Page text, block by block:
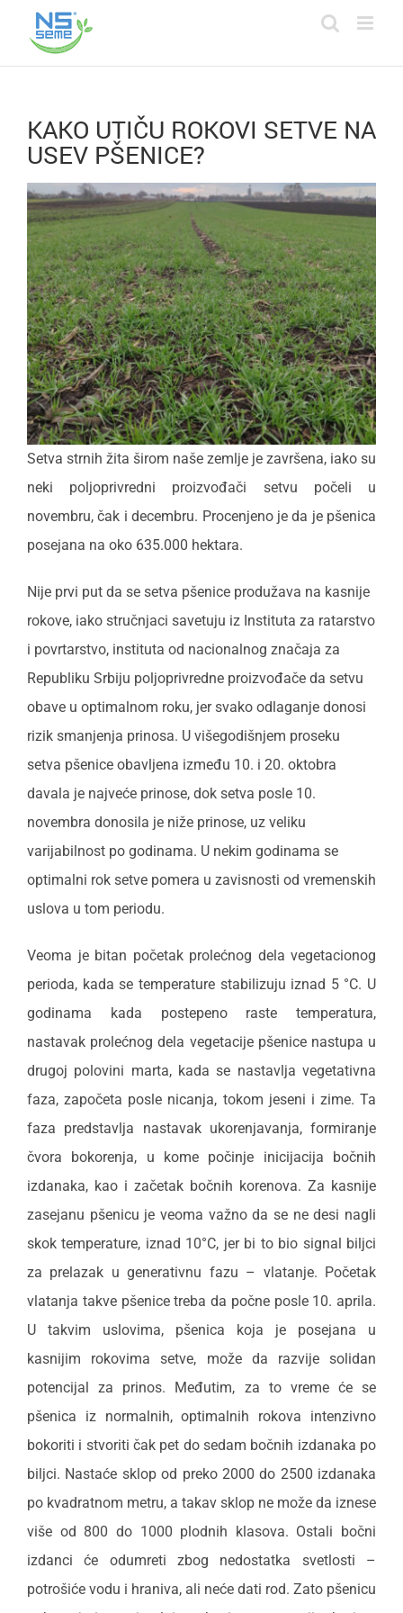
content
KAKO UTIČU ROKOVI SETVE NA
USEV PŠENICE?
Setva strnih žita širom naše zemlje je završena, iako su
neki poljoprivredni proizvođači setvu počeli u
novembru, čak i decembru. Procenjeno je da je pšenica
posejana na oko 635.000 hektara.
Nije prvi put da se setva pšenice produžava na kasnije
rokove, iako stručnjaci savetuju iz Instituta za ratarstvo
i povrtarstvo, instituta od nacionalnog značaja za
Republiku Srbiju poljoprivredne proizvođače da setvu
obave u optimalnom roku, jer svako odlaganje donosi
rizik smanjenja prinosa. U višegodišnjem proseku
setva pšenice obavljena između 10. i 20. oktobra
davala je najveće prinose, dok setva posle 10.
novembra donosila je niže prinose, uz veliku
varijabilnost po godinama. U nekim godinama se
optimalni rok setve pomera u zavisnosti od vremenskih
uslova u tom periodu.
Veoma je bitan početak prolećnog dela vegetacionog
perioda, kada se temperature stabilizuju iznad 5 °C. U
godinama kada postepeno raste temperatura,
nastavak prolećnog dela vegetacije pšenice nastupa u
drugoj polovini marta, kada se nastavlja vegetativna
faza, započeta posle nicanja, tokom jeseni i zime. Ta
faza predstavlja nastavak ukorenjavanja, formiranje
čvora bokorenja, u kome počinje inicijacija bočnih
izdanaka, kao i začetak bočnih korenova. Za kasnije
zasejanu pšenicu je veoma važno da se ne desi nagli
skok temperature, iznad 10°C, jer bi to bio signal biljci
za prelazak u generativnu fazu – vlatanje. Početak
vlatanja takve pšenice treba da počne posle 10. aprila.
U takvim uslovima, pšenica koja je posejana u
kasnijim rokovima setve, može da razvije solidan
potencijal za prinos. Međutim, za to vreme će se
pšenica iz normalnih, optimalnih rokova intenzivno
bokoriti i stvoriti čak pet do sedam bočnih izdanaka po
biljci. Nastaće sklop od preko 2000 do 2500 izdanaka
po kvadratnom metru, a takav sklop ne može da iznese
više od 800 do 1000 plodnih klasova. Ostali bočni
izdanci će odumreti zbog nedostatka svetlosti –
potrošiće vodu i hraniva, ali neće dati rod. Zato pšenicu